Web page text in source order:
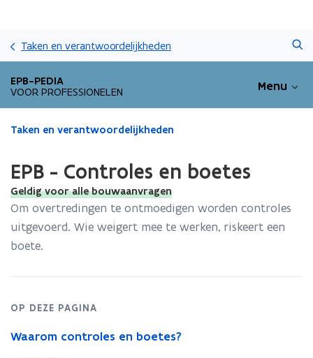
naar
Taken en verantwoordelijkheden
EPB-PEDIA
VOOR PROFESSIONELEN Menu
Gedaan
bevindt
zich
op:
EPB
Taken en verantwoordelijkheden
EPB - Controles en boetes
Geldig voor alle bouwaanvragen
Om overtredingen te ontmoedigen worden controles
uitgevoerd. Wie weigert mee te werken, riskeert een
boete.
OP DEZE PAGINA
Waarom controles en boetes?